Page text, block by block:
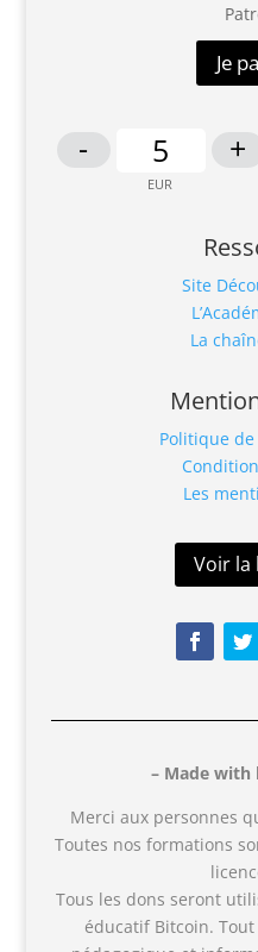
Je
- +
Site
La
Politique
Les
Voir
– Made with
Merci aux personnes
Toutes nos formations
Tous les dons seront
éducatif Bitcoin.